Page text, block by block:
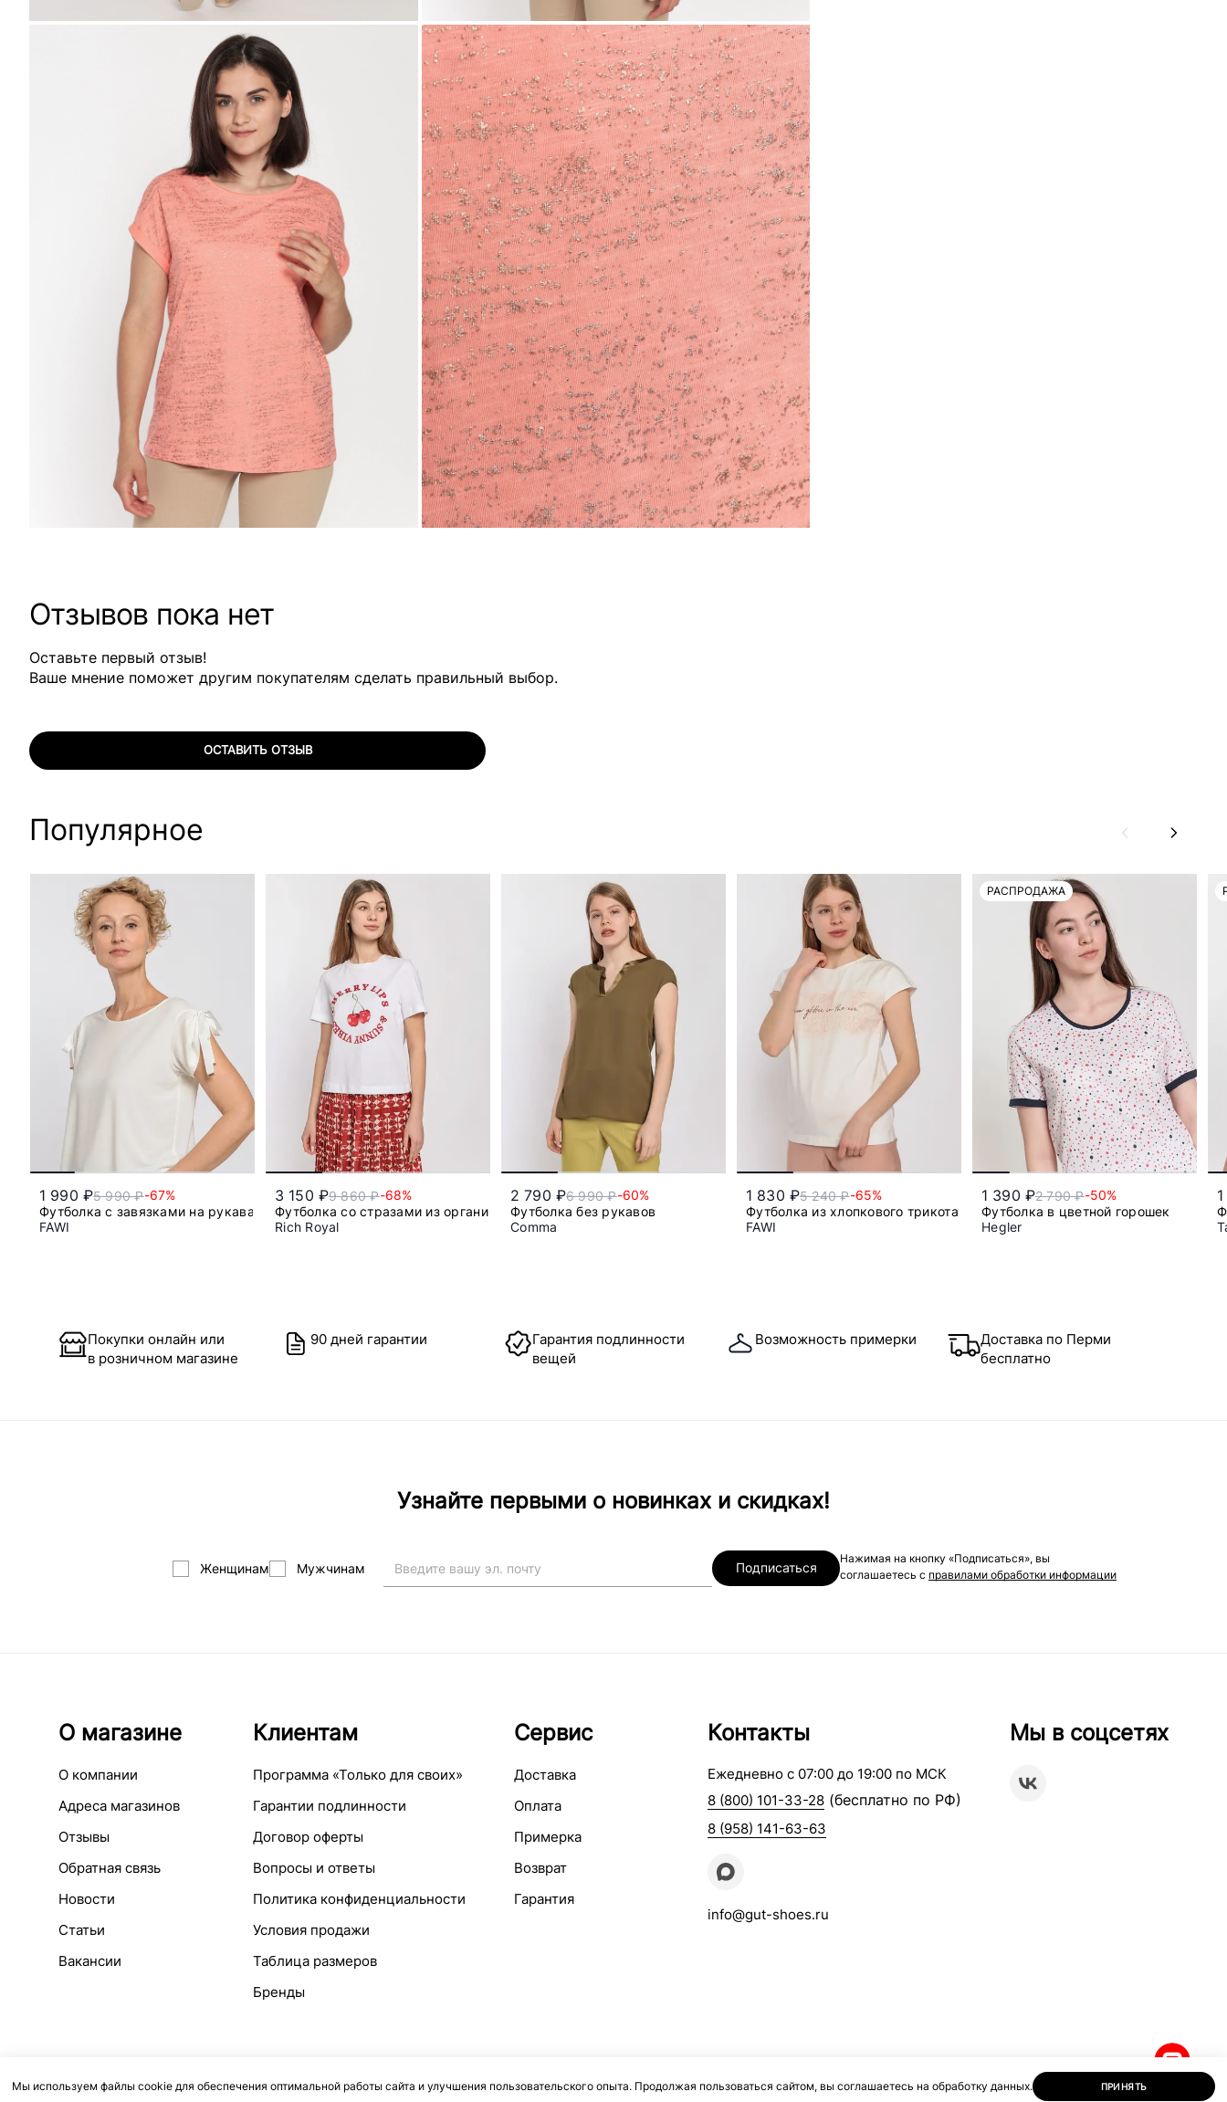
Отзывов пока нет
Оставьте первый отзыв!
Ваше мнение поможет другим покупателям сделать правильный выбор.
ОСТАВИТЬ ОТЗЫВ
Популярное
1 990 ₽5 990 ₽-67%
Футболка с завязками на рукавах
FAWI
3 150 ₽9 860 ₽-68%
Футболка со стразами из органического хлопка
Rich Royal
2 790 ₽6 990 ₽-60%
Футболка без рукавов
Comma
1 830 ₽5 240 ₽-65%
Футболка из хлопкового трикотажа
FAWI
РАСПРОДАЖА
1 390 ₽2 790 ₽-50%
Футболка в цветной горошек
Hegler
Покупки онлайн или
в розничном магазине
90 дней гарантии
Гарантия подлинности
вещей
Возможность примерки
Доставка по Перми
бесплатно
Узнайте первыми о новинках и скидках!
Женщинам Мужчинам Подписаться
Нажимая на кнопку «Подписаться», вы
соглашаетесь с правилами обработки информации
О магазине
О компании
Адреса магазинов
Отзывы
Обратная связь
Новости
Статьи
Вакансии
Клиентам
Программа «Только для своих»
Гарантии подлинности
Договор оферты
Вопросы и ответы
Политика конфиденциальности
Условия продажи
Таблица размеров
Бренды
Сервис
Доставка
Оплата
Примерка
Возврат
Гарантия
Контакты
Ежедневно с 07:00 до 19:00 по МСК
8 (800) 101-33-28 (бесплатно по РФ)
8 (958) 141-63-63
info@gut-shoes.ru
Мы в соцсетях
Мы используем файлы cookie для обеспечения оптимальной работы сайта и улучшения пользовательского опыта. Продолжая пользоваться сайтом, вы соглашаетесь на обработку данных. ПРИНЯТЬ